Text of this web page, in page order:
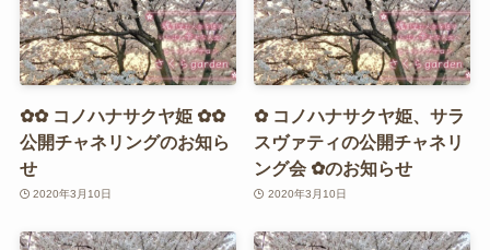
✿✿ コノハナサクヤ姫 ✿✿
公開チャネリングのお知ら
せ
2020年3月10日
✿ コノハナサクヤ姫、サラ
スヴァティの公開チャネリ
ング会 ✿のお知らせ
2020年3月10日